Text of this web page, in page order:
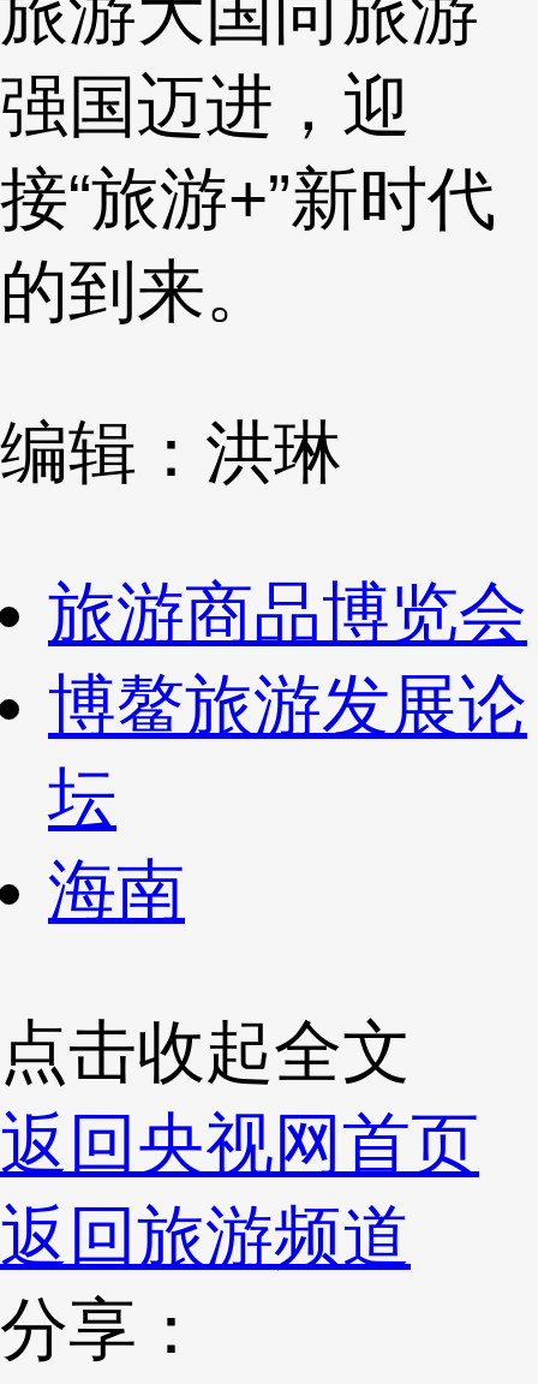
强国迈进，迎
接“旅游+”新时代
的到来。
编辑：洪琳
旅游商品博览会
博鳌旅游发展论
坛
海南
点击收起全文
返回央视网首页
返回旅游频道
分享：